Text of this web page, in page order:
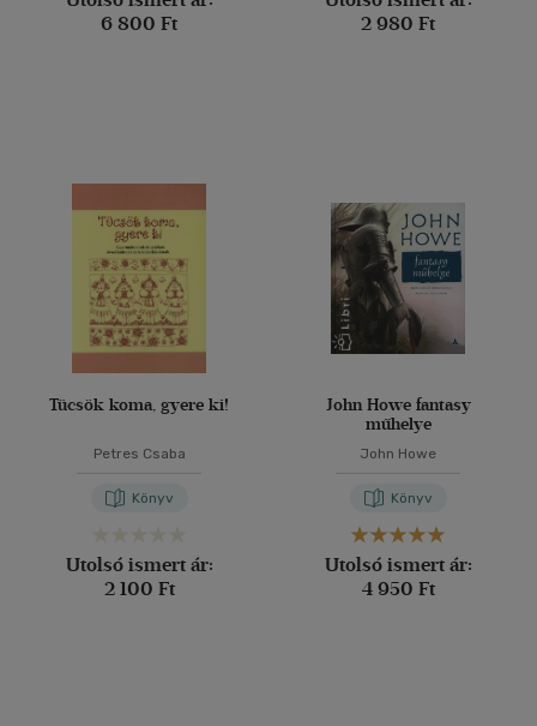
6 800 Ft
2 980 Ft
Tücsök koma, gyere ki!
Petres Csaba
Könyv
Utolsó ismert ár:
2 100 Ft
John Howe fantasy
műhelye
John Howe
Könyv
Utolsó ismert ár:
4 950 Ft